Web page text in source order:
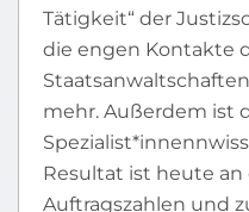
Tätigkeit“ der
die engen Kontakte
mehr. Außerdem ist
Resultat ist heute
Auftragszahlen und